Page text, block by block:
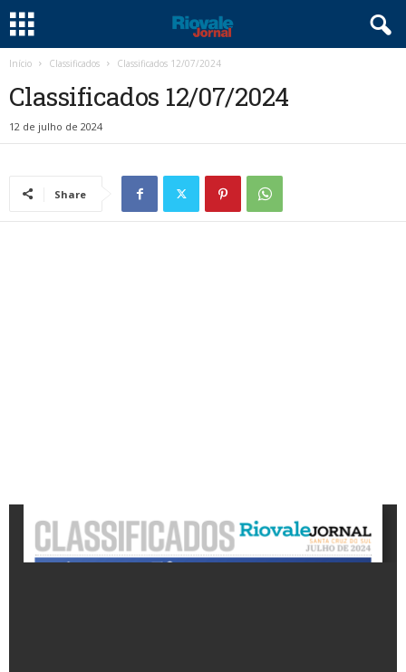
Início Classificados Classificados 12/07/2024
Classificados 12/07/2024
12 de julho de 2024
Share